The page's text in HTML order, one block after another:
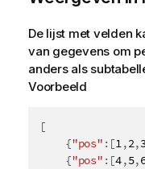
De lijst met velden
van gegevens om
anders als
Voorbeeld
[
{"pos" : [1,2,
{"pos" : [4,5,